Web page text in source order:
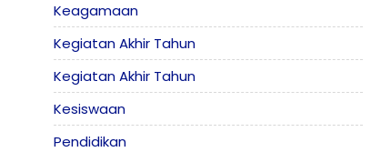
Keagamaan
Kegiatan Akhir Tahun
Kegiatan Akhir Tahun
Kesiswaan
Pendidikan